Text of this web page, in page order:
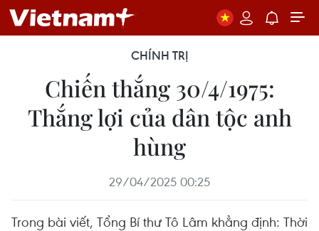
CHÍNH TRỊ
Chiến thắng 30/4/1975:
Thắng lợi của dân tộc anh
hùng
29/04/2025 00:25
Trong bài viết, Tổng Bí thư Tô Lâm khẳng định: Thời